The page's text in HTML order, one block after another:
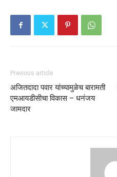
Previous article
अजितदादा पवार यांच्यामुळेच बारामती
एमआयडीसीचा विकास – धनंजय
जामदार